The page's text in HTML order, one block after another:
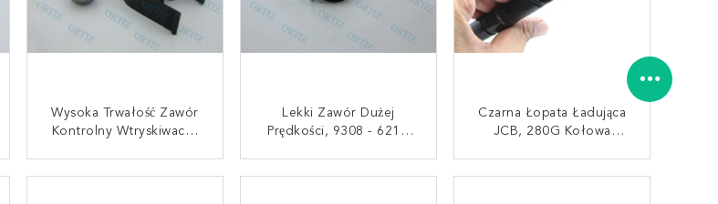
Wysoka Trwałość Zawór
Kontrolny Wtryskiwacza
SKONTAKTUJ SIĘ TERAZ
Lekki Zawór Dużej
Prędkości, 9308 - 621C
SKONTAKTUJ SIĘ TERAZ
Czarna Łopata Ładująca
JCB, 280G Kołowa
SKONTAKTUJ SIĘ TERAZ